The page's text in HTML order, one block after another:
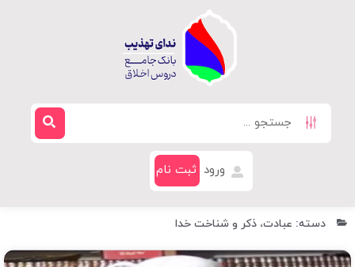
ورود ثبت نام
دسته: عبادت، ذکر و شناخت خدا